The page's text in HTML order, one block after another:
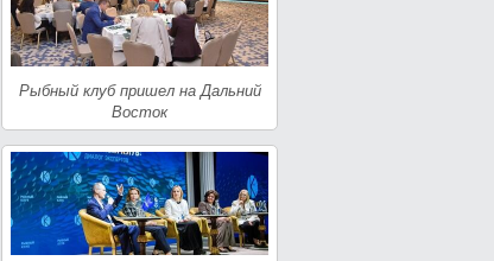
Рыбный клуб пришел на Дальний
Восток